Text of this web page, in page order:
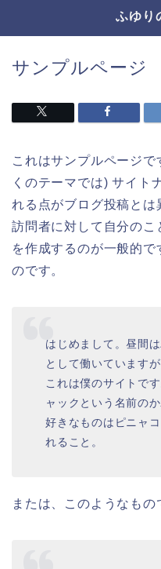
ふゆり
サンプルページ
これはサンプルページ
くのテーマでは) サイト
れる点がブログ投稿とは
訪問者に対して自分のこ
を作成するのが一般的
のです。
はじめまして。昼間
として働いています
これは僕のサイトで
ャックという名前の
好きなものはピニャ
れること。
または、このようなもの